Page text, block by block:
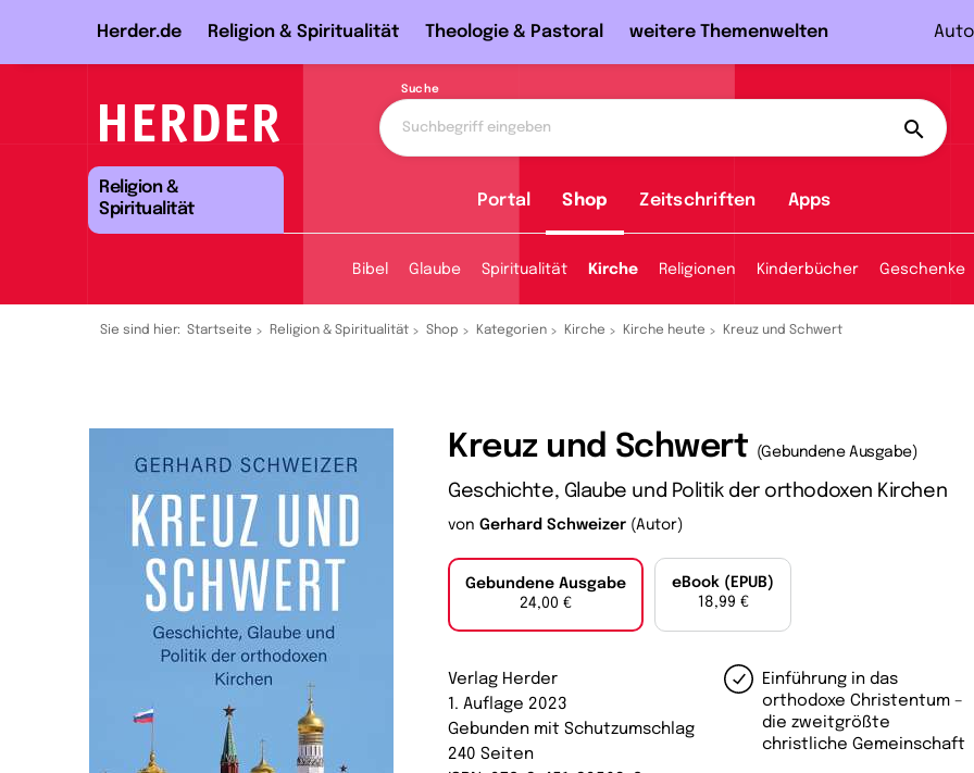
Herder.de Religion & Spiritualität Theologie & Pastoral weitere Themenwelten
Suche
Religion &
Spiritualität
Portal Shop Zeitschriften Apps
Bibel Glaube Spiritualität Kirche Religionen Kinderbücher Geschenke
Sie sind hier: Startseite Religion & Spiritualität Shop Kategorien Kirche Kirche heute Kreuz und Schwert
Kreuz und Schwert (Gebundene Ausgabe)
Geschichte, Glaube und Politik der orthodoxen Kirchen
von Gerhard Schweizer (Autor)
Gebundene Ausgabe
24,00 €
eBook (EPUB)
18,99 €
Einführung in das
orthodoxe Christentum –
die zweitgrößte
christliche Gemeinschaft
Verlag Herder
1. Auflage 2023
Gebunden mit Schutzumschlag
240 Seiten